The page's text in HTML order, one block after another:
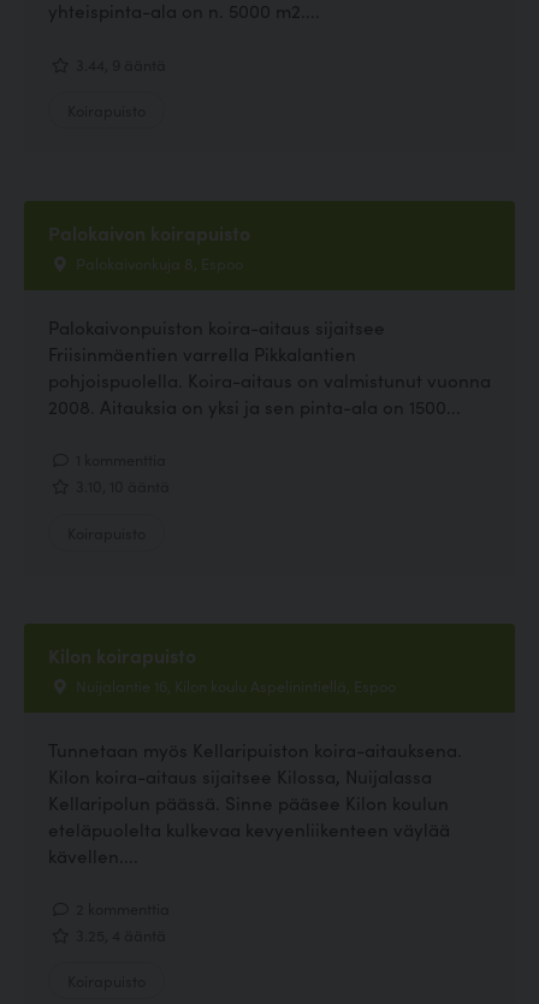
yhteispinta-ala on n. 5000 m2....
Palokaivon koirapuisto
Palokaivonkuja 8, Espoo
Palokaivonpuiston koira-aitaus sijaitsee
Friisinmäentien varrella Pikkalantien
pohjoispuolella. Koira-aitaus on valmistunut vuonna
2008. Aitauksia on yksi ja sen pinta-ala on 1500...
Kilon koirapuisto
Nuijalantie 16, Kilon koulu Aspelinintiellä, Espoo
Tunnetaan myös Kellaripuiston koira-aitauksena.
Kilon koira-aitaus sijaitsee Kilossa, Nuijalassa
Kellaripolun päässä. Sinne pääsee Kilon koulun
eteläpuolelta kulkevaa kevyenliikenteen väylää
kävellen....